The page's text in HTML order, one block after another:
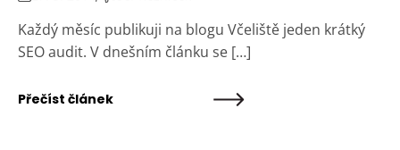
Každý měsíc publikuji na blogu Včeliště jeden krátký
SEO audit. V dnešním článku se […]
Přečíst článek